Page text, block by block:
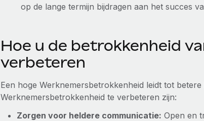
op de lange termijn bijdragen aan het succes
Hoe u de betrokkenheid
verbeteren
Een hoge Werknemersbetrokkenheid leidt tot
Werknemersbetrokkenheid te verbeteren zijn:
Zorgen voor heldere communicatie: Open en